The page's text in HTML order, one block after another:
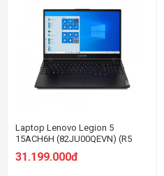
Laptop Lenovo Legion 5
15ACH6H (82JU00QEVN) (R5
SSD/15.6 FHD 165hz/RTX 3060
31.199.000đ